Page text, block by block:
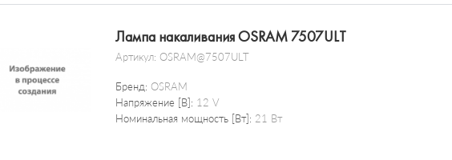
Лампа накаливания OSRAM 7507ULT
Артикул: OSRAM@7507ULT
Бренд: OSRAM
Напряжение [В]: 12 V
Номинальная мощность [Вт]: 21 Вт